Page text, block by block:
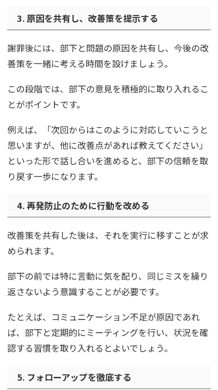
3. 原因を共有し、改善策を提示する
謝罪後には、部下と問題の原因を共有し、今後の改
善策を一緒に考える時間を設けましょう。
この段階では、部下の意見を積極的に取り入れるこ
とがポイントです。
例えば、「次回からはこのように対応していこうと
思いますが、他に改善点があれば教えてください」
といった形で話し合いを進めると、部下の信頼を取
り戻す一歩になります。
4. 再発防止のために行動を改める
改善策を共有した後は、それを実行に移すことが求
められます。
部下の前では特に言動に気を配り、同じミスを繰り
返さないよう意識することが必要です。
たとえば、コミュニケーション不足が原因であれ
ば、部下と定期的にミーティングを行い、状況を確
認する習慣を取り入れるとよいでしょう。
5. フォローアップを徹底する